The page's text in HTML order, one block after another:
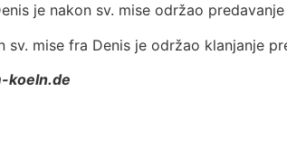
je nakon sv. mise održao
sv. mise fra Denis je održao klanjanje
koeln.de